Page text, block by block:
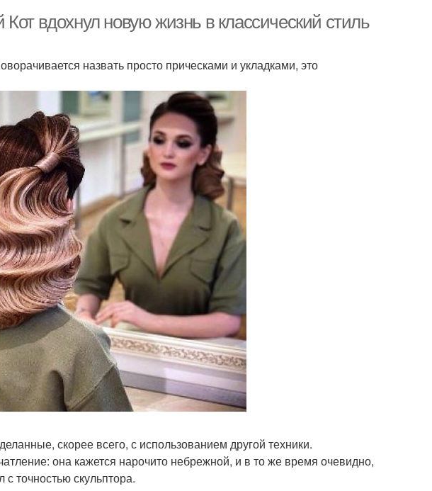
Кот вдохнул новую жизнь в классический стиль
назвать просто прическами и укладками, это
скорее всего, с использованием другой техники.
она кажется нарочито небрежной, и в то же время очевидно,
точностью скульптора.